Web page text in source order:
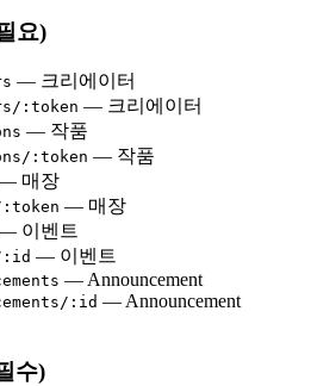
요)
— 크리에이터
:token — 크리에이터
— 작품
:token — 작품
매장
— 매장
이벤트
:id — 이벤트
— Announcement
:id — Announcement
수)